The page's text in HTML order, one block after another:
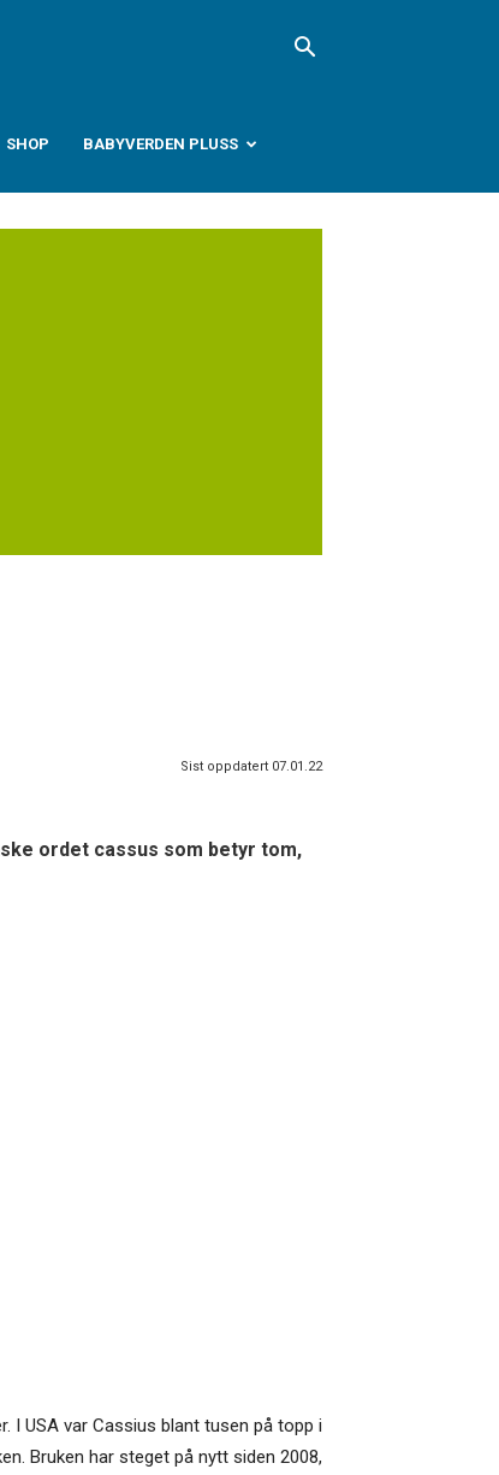
SHOP BABYVERDEN PLUSS
Sist oppdatert 07.01.22
ordet cassus som betyr tom,
I USA var Cassius blant tusen på topp i
Bruken har steget på nytt siden 2008,